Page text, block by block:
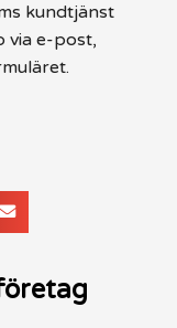
kundtjänst
via e-post,